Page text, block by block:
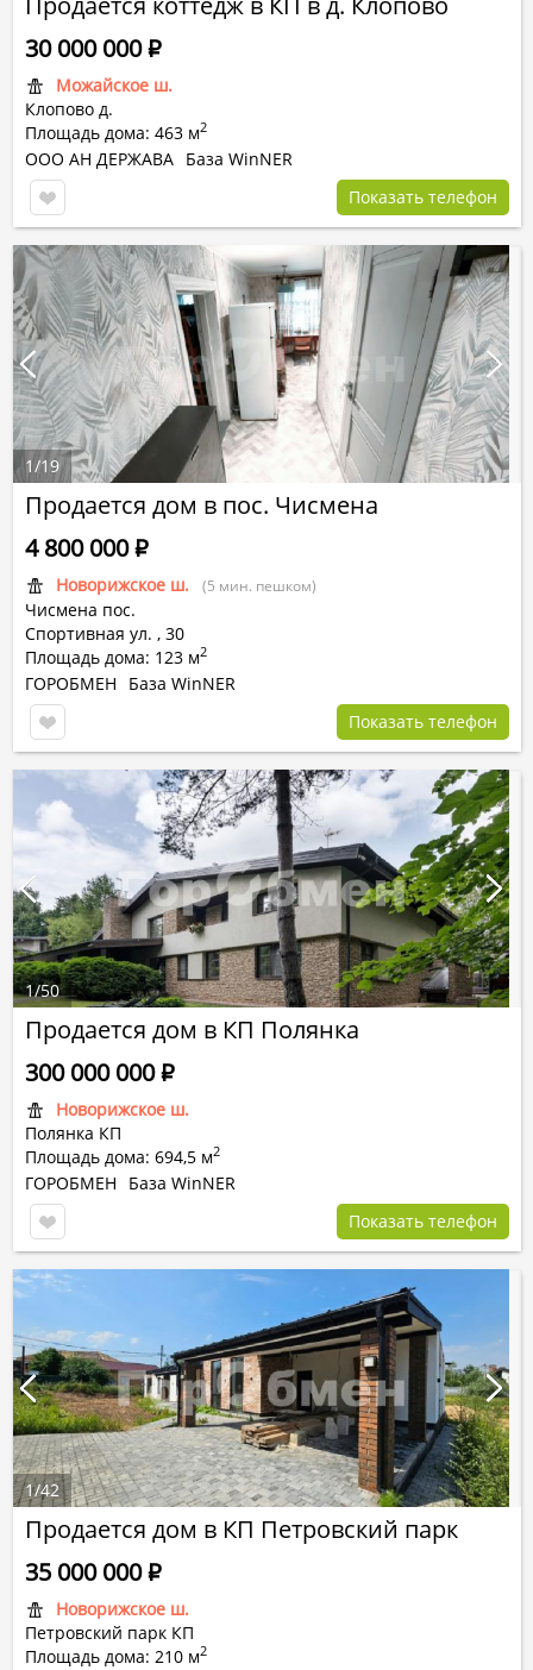
Можайское ш.
Клопово д.
Площадь дома: 463 м2
30 000 000Р
ООО АН ДЕРЖАВА База WinNER
Показать телефон
Продается дом в пос. Чисмена
Новорижское ш. (5 мин. пешком)
Чисмена пос.
Спортивная ул. , 30
Площадь дома: 123 м2
4 800 000Р
ГОРОБМЕН
База WinNER
Показать телефон
1/19
Продается дом в КП Полянка
Новорижское ш.
Полянка КП
Площадь дома: 694,5 м2
300 000 000Р
ГОРОБМЕН
База WinNER
Показать телефон
1/50
Продается дом в КП Петровский парк
Новорижское ш.
Петровский парк КП
Площадь дома: 210 м2
35 000 000Р
1/42